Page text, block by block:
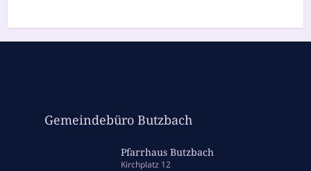
Gemeindebüro Butzbach
Pfarrhaus Butzbach
Kirchplatz 12